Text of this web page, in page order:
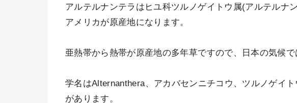
アルテルナンテラはヒユ科ツルノゲイトウ属(アルテルナ
アメリカが原産地になります。
亜熱帯から熱帯が原産地の多年草ですので、日本の気候
学名はAlternanthera、アカバセンニチコウ、ツルノゲイ
があります。